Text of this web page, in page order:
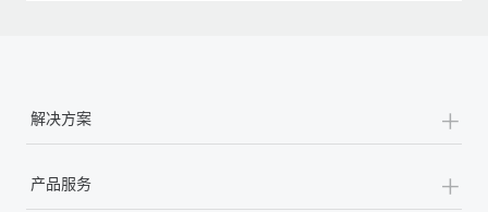
解决方案 +
产品服务 +